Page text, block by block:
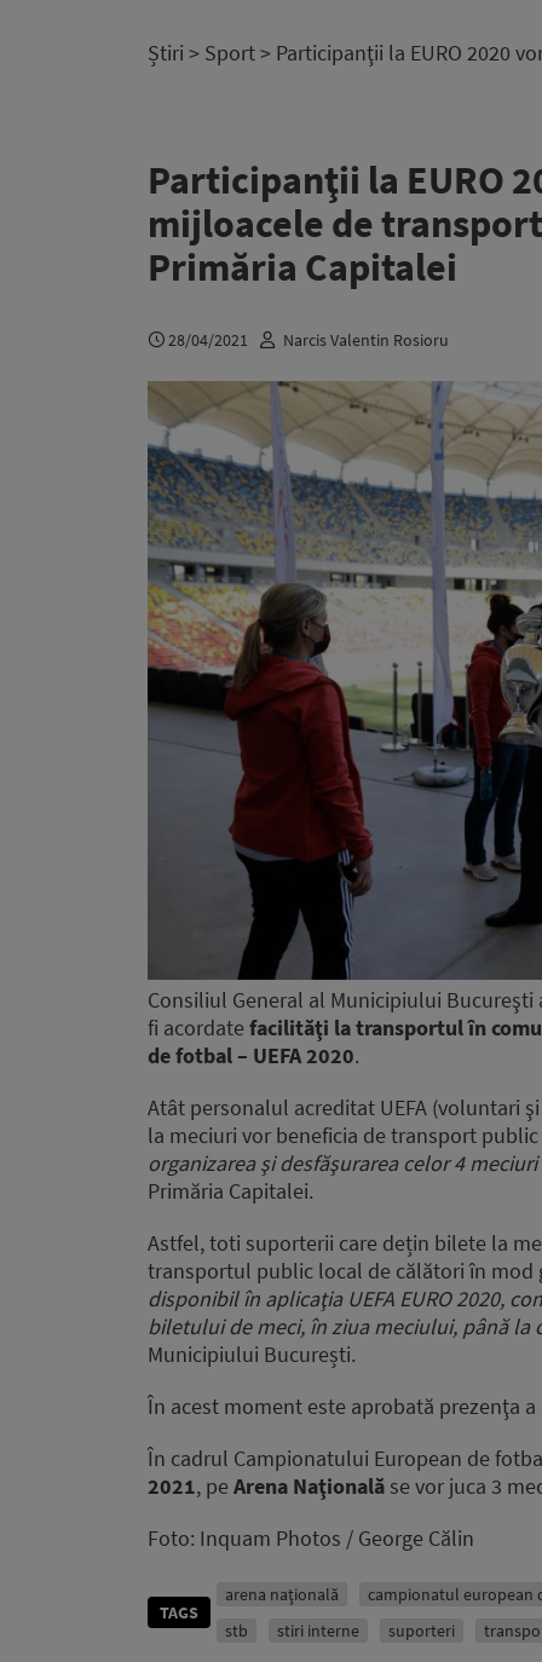
Știri > Sport> Participanţii la EURO 2020
Participanţii la EURO
mijloacele de
Primăria Capitalei
28/04/2021 Narcis Valentin Rosioru
Consiliul General al Municipiului
fi acordate facilităţi la transportul în
de fotbal – UEFA 2020.
Atât personalul acreditat UEFA (voluntari
la meciuri vor beneficia de transport
organizarea şi desfăşurarea celor 4
Primăria Capitalei.
Astfel, toti suporterii care dețin bilete la
transportul public local de călători în
disponibil în aplicaţia UEFA EURO 2020,
biletului de meci, în ziua meciului, până la
Municipiului București.
În acest moment este aprobată prezenţa
În cadrul Campionatului European de
2021, pe Arena Naţională se vor juca 3
Foto: Inquam Photos / George Călin
TAGS
arena naţională
campionatul european
stb
stiri interne suporteri